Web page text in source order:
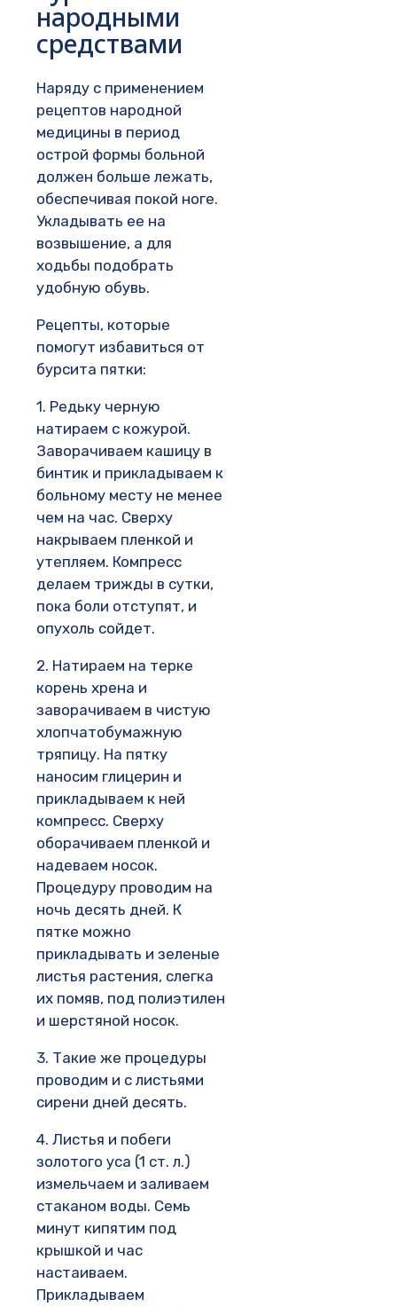
народными
средствами
Наряду с применением
рецептов народной
медицины в период
острой формы больной
должен больше лежать,
обеспечивая покой ноге.
Укладывать ее на
возвышение, а для
ходьбы подобрать
удобную обувь.
Рецепты, которые
помогут избавиться от
бурсита пятки:
1. Редьку черную
натираем с кожурой.
Заворачиваем кашицу в
бинтик и прикладываем к
больному месту не менее
чем на час. Сверху
накрываем пленкой и
утепляем. Компресс
делаем трижды в сутки,
пока боли отступят, и
опухоль сойдет.
2. Натираем на терке
корень хрена и
заворачиваем в чистую
хлопчатобумажную
тряпицу. На пятку
наносим глицерин и
прикладываем к ней
компресс. Сверху
оборачиваем пленкой и
надеваем носок.
Процедуру проводим на
ночь десять дней. К
пятке можно
прикладывать и зеленые
листья растения, слегка
их помяв, под полиэтилен
и шерстяной носок.
3. Такие же процедуры
проводим и с листьями
сирени дней десять.
4. Листья и побеги
золотого уса (1 ст. л.)
измельчаем и заливаем
стаканом воды. Семь
минут кипятим под
крышкой и час
настаиваем.
Прикладываем